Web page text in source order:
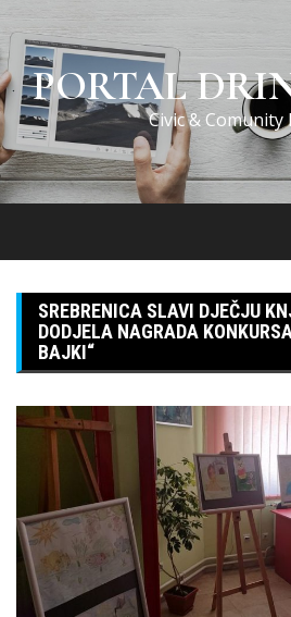
Skip
to
contentPORTAL
Civic & Comunity
SREBRENICA SLAVI DJEČJU
DODJELA NAGRADA
BAJKI“